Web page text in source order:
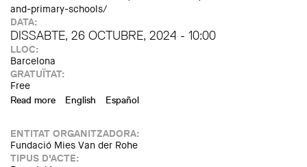
and-primary-schools/
DATA:
DISSABTE, 26 OCTUBRE, 2024 - 10:00
LLOC:
Barcelona
GRATUÏTAT:
Free
Read more about Presentació al professorat del programa d’Activitats
English Español
ENTITAT ORGANITZADORA:
Fundació Mies Van der Rohe
TIPUS D'ACTE: